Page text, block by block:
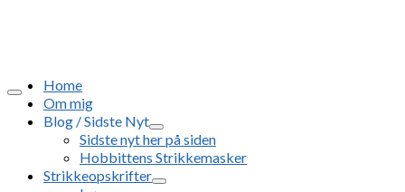
Home
Om mig
Blog / Sidste Nyt
Sidste nyt her på siden
Hobbittens Strikkemasker
Strikkeopskrifter